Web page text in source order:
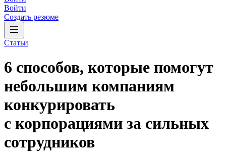
Войти
Создать резюме
Статьи
6 способов, которые помогут
небольшим компаниям
конкурировать
с корпорациями за сильных
сотрудников